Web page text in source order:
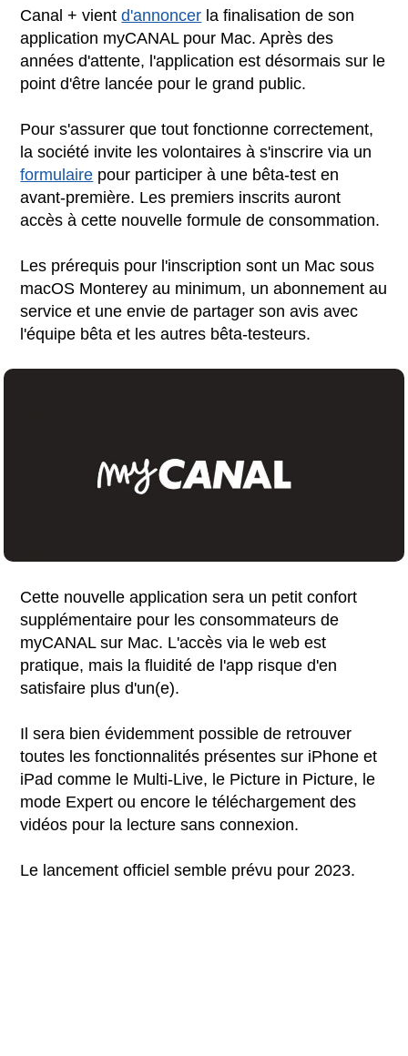
Canal + vientd'annoncer la finalisation de son
application myCANAL pour Mac. Après des
années d'attente, l'application est désormais sur le
point d'être lancée pour le grand public.
Pour s'assurer que tout fonctionne correctement,
la société invite les volontaires à s'inscrire via un
formulaire pour participer à une bêta-test en
avant-première. Les premiers inscrits auront
accès à cette nouvelle formule de consommation.
Les prérequis pour l'inscription sont un Mac sous
macOS Monterey au minimum, un abonnement au
service et une envie de partager son avis avec
l'équipe bêta et les autres bêta-testeurs.
Cette nouvelle application sera un petit confort
supplémentaire pour les consommateurs de
myCANAL sur Mac. L'accès via le web est
pratique, mais la fluidité de l'app risque d'en
satisfaire plus d'un(e).
Il sera bien évidemment possible de retrouver
toutes les fonctionnalités présentes sur iPhone et
iPad comme le Multi-Live, le Picture in Picture, le
mode Expert ou encore le téléchargement des
vidéos pour la lecture sans connexion.
Le lancement officiel semble prévu pour 2023.